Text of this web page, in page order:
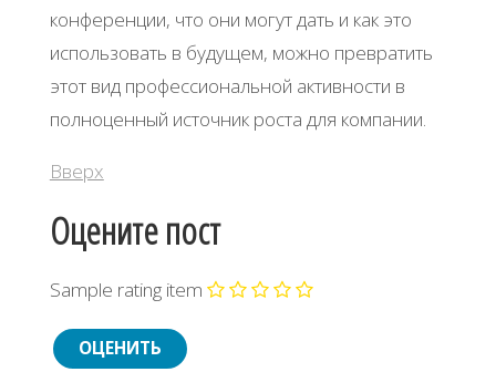
конференции, что они могут дать и как это
использовать в будущем, можно превратить
этот вид профессиональной активности в
полноценный источник роста для компании.
Вверх
Оцените пост
Sample rating item